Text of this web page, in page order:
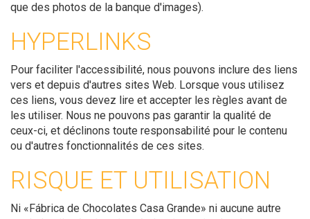
que des photos de la banque d'images).
HYPERLINKS
Pour faciliter l'accessibilité, nous pouvons inclure des liens
vers et depuis d'autres sites Web. Lorsque vous utilisez
ces liens, vous devez lire et accepter les règles avant de
les utiliser. Nous ne pouvons pas garantir la qualité de
ceux-ci, et déclinons toute responsabilité pour le contenu
ou d'autres fonctionnalités de ces sites.
RISQUE ET UTILISATION
Ni «Fábrica de Chocolates Casa Grande» ni aucune autre